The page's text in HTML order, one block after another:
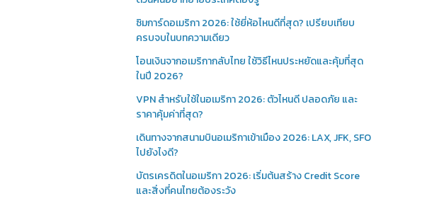
ซิมการ์ดอเมริกา 2026: ใช้ยี่ห้อไหนดีที่สุด? เปรียบเทียบ
ครบจบในบทความเดียว
โอนเงินจากอเมริกากลับไทย ใช้วิธีไหนประหยัดและคุ้มที่สุด
ในปี 2026?
VPN สำหรับใช้ในอเมริกา 2026: ตัวไหนดี ปลอดภัย และ
ราคาคุ้มค่าที่สุด?
เดินทางจากสนามบินอเมริกาเข้าเมือง 2026: LAX, JFK, SFO
ไปยังไงดี?
บัตรเครดิตในอเมริกา 2026: เริ่มต้นสร้าง Credit Score
และสิ่งที่คนไทยต้องระวัง